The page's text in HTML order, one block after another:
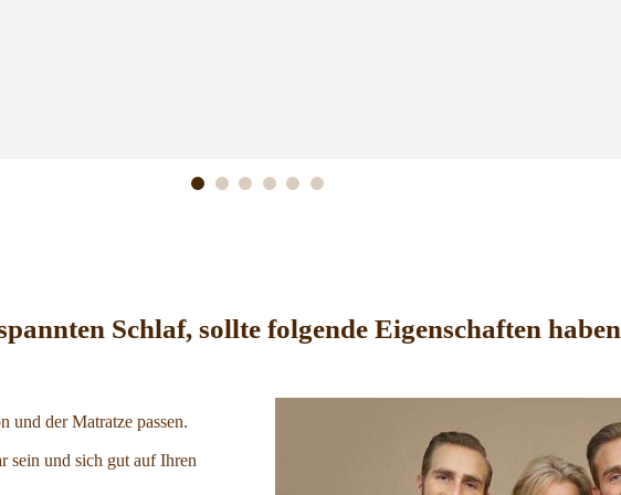
Schlaf, sollte folgende Eigenschaften haben
und der Matratze passen.
sein und sich gut auf Ihren